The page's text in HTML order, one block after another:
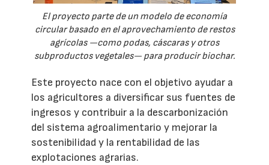
El proyecto parte de un modelo de economía
circular basado en el aprovechamiento de restos
agrícolas —como podas, cáscaras y otros
subproductos vegetales— para producir biochar.
Este proyecto nace con el objetivo ayudar a
los agricultores a diversificar sus fuentes de
ingresos y contribuir a la descarbonización
del sistema agroalimentario y mejorar la
sostenibilidad y la rentabilidad de las
explotaciones agrarias.